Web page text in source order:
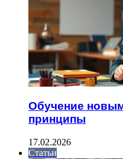
Обучение
принципы
17.02.2026
Статьи